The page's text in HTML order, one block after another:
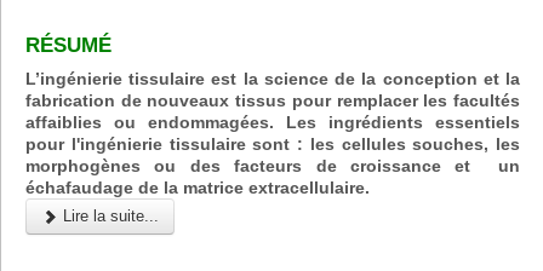
RÉSUMÉ
L’ingénierie tissulaire est la science de la conception et la
fabrication de nouveaux tissus pour remplacer les facultés
affaiblies ou endommagées. Les ingrédients essentiels
pour l'ingénierie tissulaire sont : les cellules souches, les
morphogènes ou des facteurs de croissance et un
échafaudage de la matrice extracellulaire.
Lire la suite...